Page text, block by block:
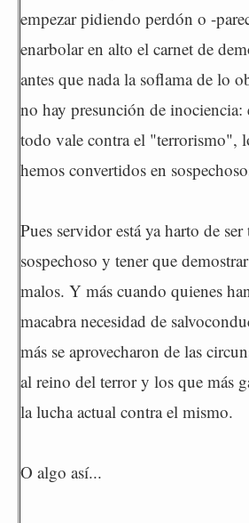
empezar pidiendo perdón o -
enarbolar en alto el carnet de
antes que nada la soflama de lo
no hay presunción de inociencia:
todo vale contra el "terrorismo",
hemos convertidos en
Pues servidor está ya harto de
sospechoso y tener que
malos. Y más cuando quienes
macabra necesidad de
más se aprovecharon de las
al reino del terror y los que más
la lucha actual contra el mismo.
O algo así...